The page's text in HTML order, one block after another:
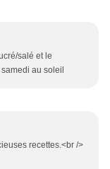
salé et le
au soleil
recettes.<br />